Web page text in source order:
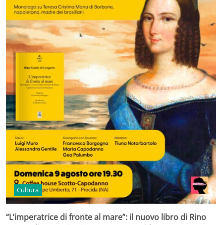
Cultura
“L’imperatrice di fronte al mare”: il nuovo libro di Rino